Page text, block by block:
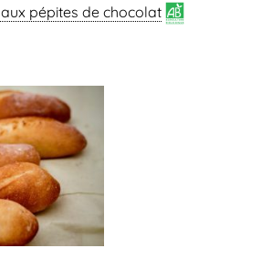
aux pépites de chocolat